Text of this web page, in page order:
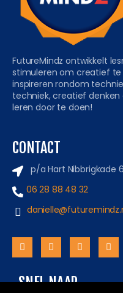
FutureMindz ontwikkelt
stimuleren om creatief te
inspireren rondom
techniek, creatief
leren door te doen!
CONTACT
p/a Hart Nibbrigkade
06 28 88 48 32
SNEL NAAR